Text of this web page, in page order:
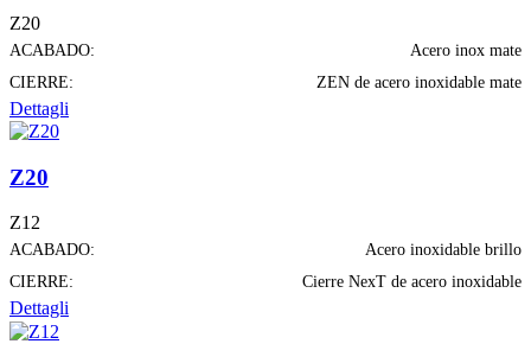
Z20
ACABADO:
Acero inox mate
CIERRE:
ZEN de acero inoxidable mate
Dettagli
Z20
Z12
ACABADO:
Acero inoxidable brillo
CIERRE:
Cierre NexT de acero inoxidable
Dettagli